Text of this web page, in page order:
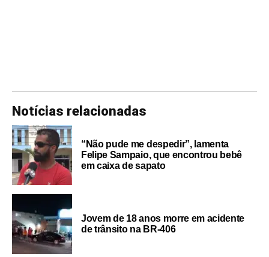
Notícias relacionadas
“Não pude me despedir”, lamenta
Felipe Sampaio, que encontrou bebê
em caixa de sapato
Jovem de 18 anos morre em acidente
de trânsito na BR-406